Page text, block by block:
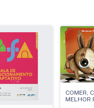
COMER,
MELHOR